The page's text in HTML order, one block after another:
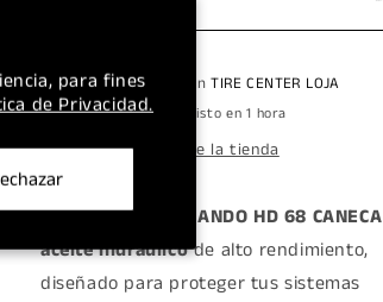
para fines
de Privacidad.
Retiro disponible enTIRE CENTER LOJA
Normalmente está listo en 1 hora
Ver información de la tienda
ACEITE TEXACO RANDO HD 68 CANECA
aceite hidráulicode alto rendimiento,
diseñado para proteger tus sistemas